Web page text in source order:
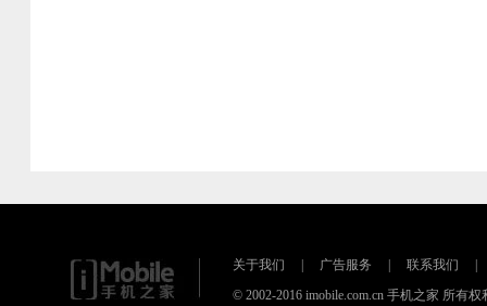
关于我们 广告服务 联系我们
© 2002-2016 imobile.com.cn 手机之家 所有权